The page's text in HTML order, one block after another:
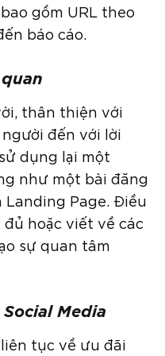
gồm URL theo
báo cáo.
thân thiện với
đến với lời
dụng lại một
như một bài đăng
Page. Điều
hoặc viết về các
sự quan tâm
Media
tục về ưu đãi